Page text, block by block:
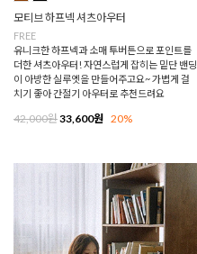
모티브 하프넥 셔츠아우터
FREE
유니크한 하프넥과 소매 투버튼으로 포인트를
더한 셔츠아우터! 자연스럽게 잡히는 밑단 밴딩
이 아방한 실루엣을 만들어주고요~ 가볍게 걸
치기 좋아 간절기 아우터로 추천드려요
42,000원33,600원 20%